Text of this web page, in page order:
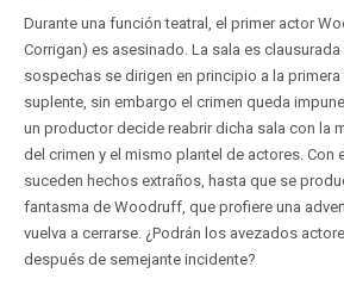
Durante una función teatral, el primer actor
Corrigan) es asesinado. La sala es
sospechas se dirigen en principio a la
suplente, sin embargo el crimen queda
un productor decide reabrir dicha sala con la
del crimen y el mismo plantel de actores. Con
suceden hechos extraños, hasta que se
fantasma de Woodruff, que profiere una
vuelva a cerrarse. ¿Podrán los avezados
después de semejante incidente?